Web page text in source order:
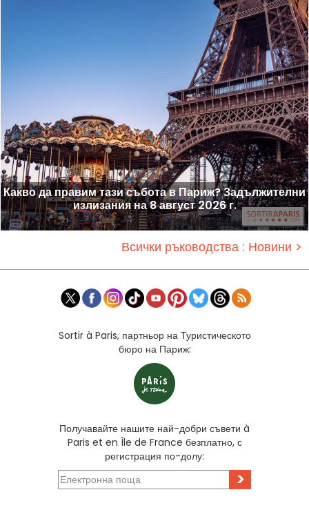
Какво да правим тази събота в Париж? Задължителни
излизания на 8 август 2026 г.
Всички ръководства : Новини >
Sortir à Paris, партньор на Туристическото
бюро на Париж:
Получавайте нашите най-добри съвети à
Paris et en Île de France безплатно, с
регистрация по-долу:
>